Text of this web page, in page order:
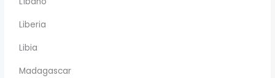
Liberia
Libia
Madagascar